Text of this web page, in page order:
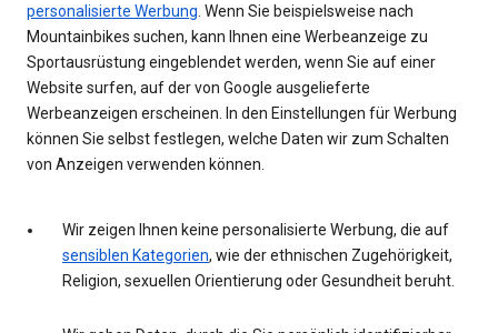
personalisierte Werbung . Wenn Sie beispielsweise nach
Mountainbikes suchen, kann Ihnen eine Werbeanzeige zu
Sportausrüstung eingeblendet werden, wenn Sie auf einer
Website surfen, auf der von Google ausgelieferte
Werbeanzeigen erscheinen. In den Einstellungen für Werbung
können Sie selbst festlegen, welche Daten wir zum Schalten
von Anzeigen verwenden können.
Wir zeigen Ihnen keine personalisierte Werbung, die auf
sensiblen Kategorien, wie der ethnischen Zugehörigkeit,
Religion, sexuellen Orientierung oder Gesundheit beruht.